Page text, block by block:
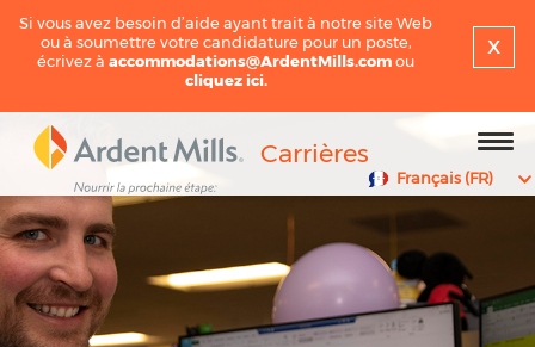
Si vous avez besoin d’aide ayant trait à notre site Web
ou à soumettre votre candidature pour un poste,
écrivez àaccommodations@ArdentMills.comou
cliquez ici.
x
Carrières
Français (FR)